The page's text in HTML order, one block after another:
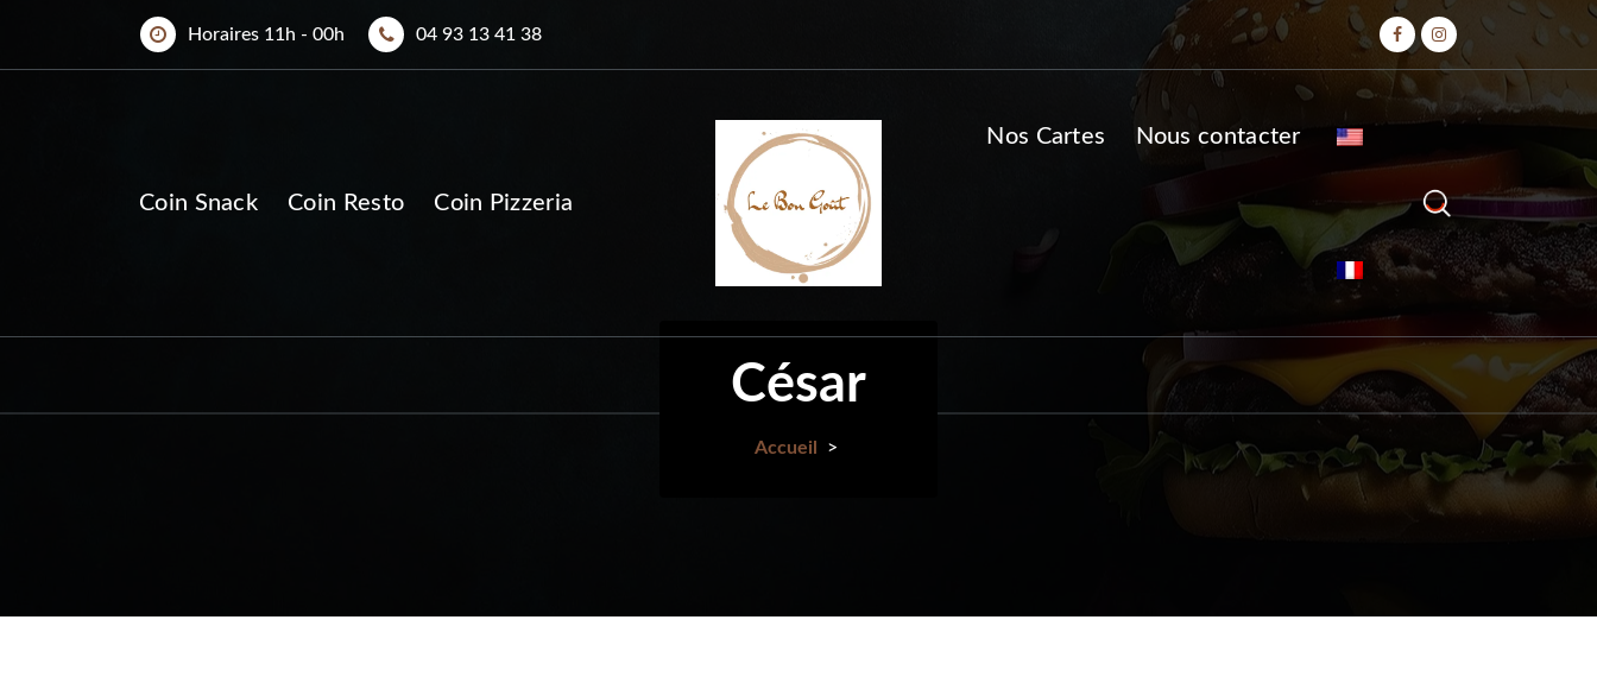
Horaires 11h - 00h 04 93 13 41 38
Coin Snack Coin Resto Coin Pizzeria
Nos Cartes Nous contacter
César
Accueil >